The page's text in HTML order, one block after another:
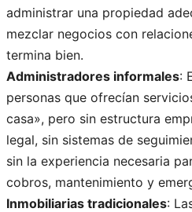
administrar una propiedad
mezclar negocios con
termina bien.
Administradores informales:
personas que ofrecían
casa», pero sin estructura
legal, sin sistemas de
sin la experiencia necesaria
cobros, mantenimiento y
Inmobiliarias tradicionales: